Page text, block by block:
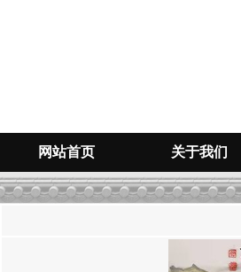
网站首页 关于我们